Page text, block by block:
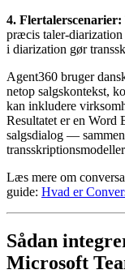
4. Flertalerscenarier:
præcis taler-
i diarization gør
Agent360 bruger
netop salgskontekst,
kan inkludere
Resultatet er en Word
salgsdialog —
Læs mere om
guide: Hvad er
Sådan
Microsoft